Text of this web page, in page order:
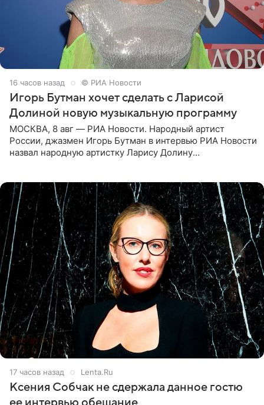
16 часов назад © РИА Новости
Игорь Бутман хочет сделать с Ларисой
Долиной новую музыкальную программу
МОСКВА, 8 авг — РИА Новости. Народный артист
России, джазмен Игорь Бутман в интервью РИА Новости
назвал народную артистку Ларису Долину
17 часов назад Lenta.Ru
Ксения Собчак не сдержала данное гостю